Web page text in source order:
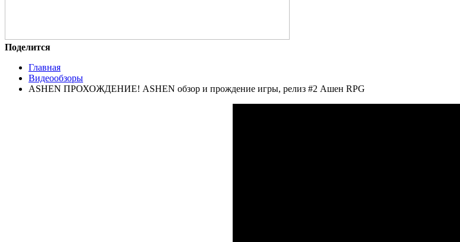
Поделится
Главная
Видеообзоры
ASHEN ПРОХОЖДЕНИЕ! ASHEN обзор и прождение игры, релиз #2 Ашен RPG